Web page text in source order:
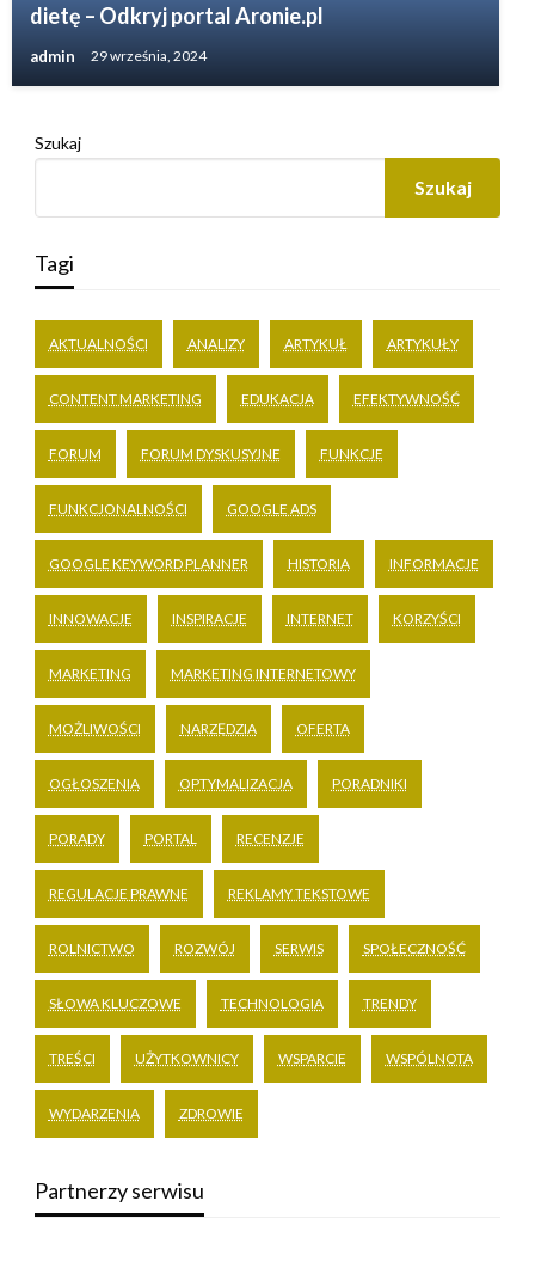
dietę – Odkryj portal Aronie.pl
admin 29 września, 2024
Szukaj
Szukaj
Tagi
AKTUALNOŚCI ANALIZY ARTYKUŁ ARTYKUŁY
CONTENT MARKETING EDUKACJA EFEKTYWNOŚĆ
FORUM FORUM DYSKUSYJNE FUNKCJE
FUNKCJONALNOŚCI GOOGLE ADS
GOOGLE KEYWORD PLANNER HISTORIA INFORMACJE
INNOWACJE INSPIRACJE INTERNET KORZYŚCI
MARKETING MARKETING INTERNETOWY
MOŻLIWOŚCI NARZĘDZIA OFERTA
OGŁOSZENIA OPTYMALIZACJA PORADNIKI
PORADY PORTAL RECENZJE
REGULACJE PRAWNE REKLAMY TEKSTOWE
ROLNICTWO ROZWÓJ SERWIS SPOŁECZNOŚĆ
SŁOWA KLUCZOWE TECHNOLOGIA TRENDY
TREŚCI UŻYTKOWNICY WSPARCIE WSPÓLNOTA
WYDARZENIA ZDROWIE
Partnerzy serwisu